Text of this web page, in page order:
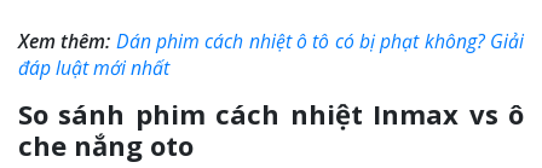
Xem thêm: Dán phim cách nhiệt ô tô có bị phạt không? Giải
đáp luật mới nhất
So sánh phim cách nhiệt Inmax vs ô
che nắng oto